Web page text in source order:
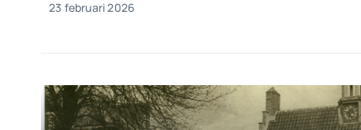
23 februari 2026